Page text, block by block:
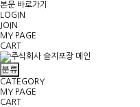
본문 바로가기
LOGIN
JOIN
MY PAGE
CART
분류
CATEGORY
MY PAGE
CART